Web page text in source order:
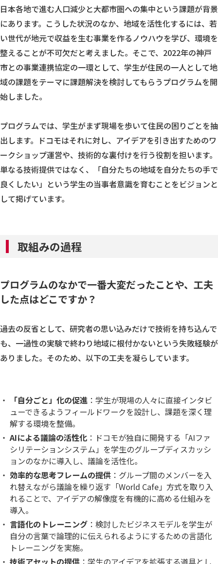
日本各地で進む人口減少と大都市圏への集中という課題が背景
にあります。こうした状況のなか、地域を活性化するには、若
い世代が地元で収益を生む事業を作るノウハウを学び、環境を
整えることが不可欠だと考えました。そこで、2022年の神戸
市との事業連携協定の一環として、学生が住民の一人として地
域の課題をテーマに課題解決を検討してもらうプログラムを開
始しました。
プログラムでは、学生がまず現場を歩いて住民の困りごとを抽
出します。ドコモはそれに対し、アイデアを引き出すためのワ
ークショップ運営や、技術的な裏付けを行う役割を担います。
単なる技術提供ではなく、「自分たちの地域を自分たちの手で
良くしたい」という学生の当事者意識を育むことをビジョンと
して掲げています。
取組みの過程
プログラムのなかで一番大変だったことや、工夫
した点はどこですか？
過去の反省として、研究者の思い込みだけで技術を持ち込んで
も、一過性の実験で終わり地域に根付かないという失敗経験が
ありました。そのため、以下の工夫を凝らしています。
「自分ごと」化の促進 ：学生が現場の人々に直接インタビ
ューできるようフィールドワークを設計し、課題を深く理
解する環境を整備。
AIによる議論の活性化 ：ドコモが独自に開発する「AIファ
シリテーションシステム」を学生のグループディスカッシ
ョンのなかに導入し、議論を活性化。
効率的な思考フレームの提供 ：グループ間のメンバーを入
れ替えながら議論を繰り返す「World Cafe」方式を取り入
れることで、アイデアの解像度を有機的に高める仕組みを
導入。
言語化のトレーニング ：検討したビジネスモデルを学生が
自分の言葉で論理的に伝えられるようにするための言語化
トレーニングを実施。
技術アセットの提供 ：学生のアイデアを拡張する道具とし